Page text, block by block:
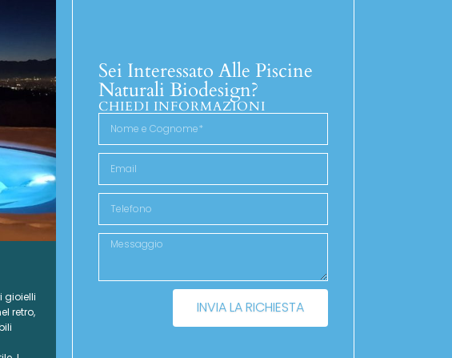
gioielli
retro,
Sei Interessato Alle Piscine
Naturali Biodesign?
CHIEDI INFORMAZIONI
INVIA LA RICHIESTA